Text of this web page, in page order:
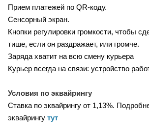
Прием платежей по QR-коду.
Сенсорный экран.
Кнопки регулировки громкости, чтобы
тише, если он раздражает, или громче.
Заряда хватит на всю смену курьера
Курьер всегда на связи: устройство
Условия по эквайрингу
Ставка по эквайрингу от 1,13%.
эквайрингу тут